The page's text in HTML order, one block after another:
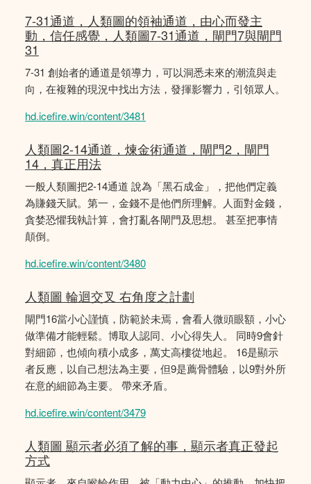
7-31通道，人類圖的領袖通道，由心而發主
動，信任感覺，人類圖7-31通道，閘門7與閘門
31
7-31 創始者的通道是領導力，可以洞悉未來的潮流與走
向，在複雜的現況中找出方法，發揮影響力，引領眾人。
hd.icefire.win/content/3481
人類圖2-14通道，煉金術通道，閘門2，閘門
14，真正用法
一般人類圖把2-14通道 說為「黑石成金」，把他們定義
為賺錢天賦。第一，金錢不是他們所理解。人面對金錢，
貪婪恐懼我執計算，會打亂各閘門及思想。 甚至把事情
顛倒。
hd.icefire.win/content/3480
人類圖 輪迴交叉 右角度之計劃
閘門16當小心謹慎，防範於未焉，會看人微頭眼額，小心
做準備才能輕鬆。博取人認同、小心得失人。 同時9會針
對細節，也傾向積小成多，萬丈高樓從地起。 16是顯示
者反應，以自己想法為主要，但9是薦骨體驗，以9對外所
在意的細節為主要。 帶來矛盾。
hd.icefire.win/content/3479
人類圖 顯示者必須了解的事，顯示者真正發起
方式